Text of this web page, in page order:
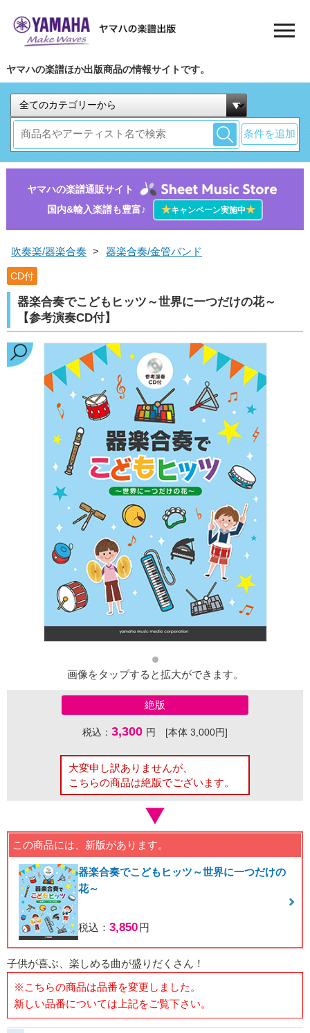
ヤマハの楽譜ほか出版商品の情報サイトです。
条件を追加
ヤマハの楽譜通販サイト
国内&輸入楽譜も豊富♪
★キャンペーン実施中★
吹奏楽/器楽合奏 > 器楽合奏/金管バンド
CD付
器楽合奏でこどもヒッツ～世界に一つだけの花～
【参考演奏CD付】
画像をタップすると拡大ができます。
絶版
税込： 3,300 円 [本体 3,000円]
大変申し訳ありませんが、
こちらの商品は絶版でございます。
この商品には、新版があります。
器楽合奏でこどもヒッツ～世界に一つだけの
花～
税込： 3,850円
子供が喜ぶ、楽しめる曲が盛りだくさん！
※こちらの商品は品番を変更しました。
新しい品番については上記をご覧下さい。